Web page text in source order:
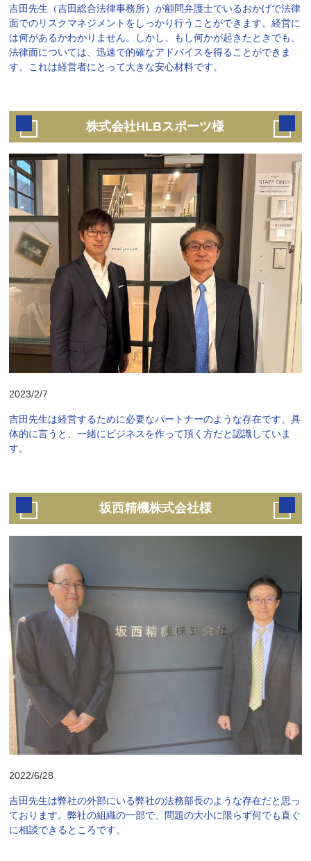
吉田先生（吉田総合法律事務所）が顧問弁護士でいるおかげで法律
面でのリスクマネジメントをしっかり行うことができます。経営に
は何があるかわかりません。しかし、もし何かが起きたときでも、
法律面については、迅速で的確なアドバイスを得ることができま
す。これは経営者にとって大きな安心材料です。
株式会社HLBスポーツ様
2023/2/7
吉田先生は経営するために必要なパートナーのような存在です。具
体的に言うと、一緒にビジネスを作って頂く方だと認識していま
す。
坂西精機株式会社様
2022/6/28
吉田先生は弊社の外部にいる弊社の法務部長のような存在だと思っ
ております。弊社の組織の一部で、問題の大小に限らず何でも直ぐ
に相談できるところです。